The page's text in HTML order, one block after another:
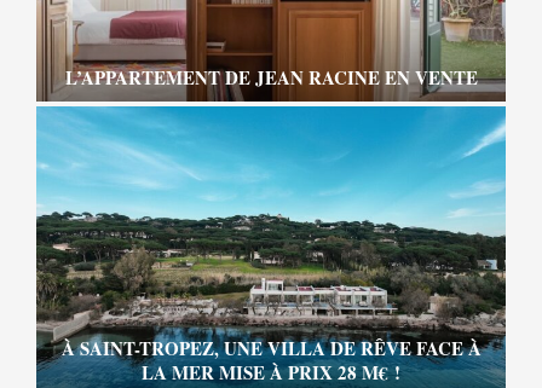
L’APPARTEMENT DE JEAN RACINE EN VENTE
À SAINT-TROPEZ, UNE VILLA DE RÊVE FACE À
LA MER MISE À PRIX 28 M€ !